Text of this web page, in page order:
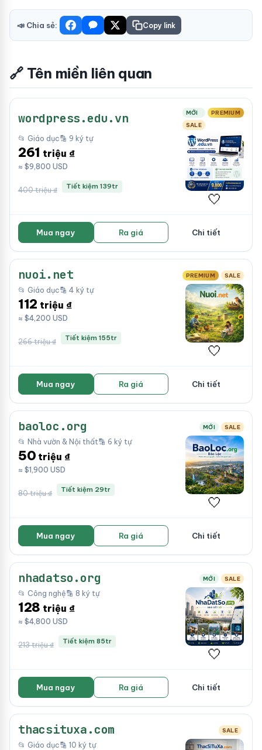
📣 Chia sẻ: Copy link
🔗 Tên miền liên quan
wordpress.edu.vn MỚI
PREMIUM
SALE
📂 Giáo dục🔡 9 ký tự
261 triệu ₫
≈ $9,800 USD
400 triệu ₫ Tiết kiệm 139tr
🤍
Mua ngay Ra giá Chi tiết
nuoi.net PREMIUM SALE
📂 Giáo dục🔡 4 ký tự
112 triệu ₫
≈ $4,200 USD
266 triệu ₫ Tiết kiệm 155tr
🤍
Mua ngay Ra giá Chi tiết
baoloc.org MỚI SALE
📂 Nhà vườn & Nội thất🔡 6 ký tự
50 triệu ₫
≈ $1,900 USD
80 triệu ₫ Tiết kiệm 29tr
🤍
Mua ngay Ra giá Chi tiết
nhadatso.org MỚI SALE
📂 Công nghệ🔡 8 ký tự
128 triệu ₫
≈ $4,800 USD
213 triệu ₫ Tiết kiệm 85tr
🤍
Mua ngay Ra giá Chi tiết
thacsituxa.com SALE
📂 Giáo dục🔡 10 ký tự